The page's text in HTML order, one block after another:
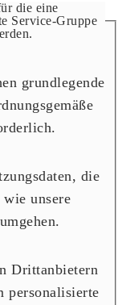
die eine
Service-Gruppe
grundlegende
die
unsere
Drittanbietern
personalisierte